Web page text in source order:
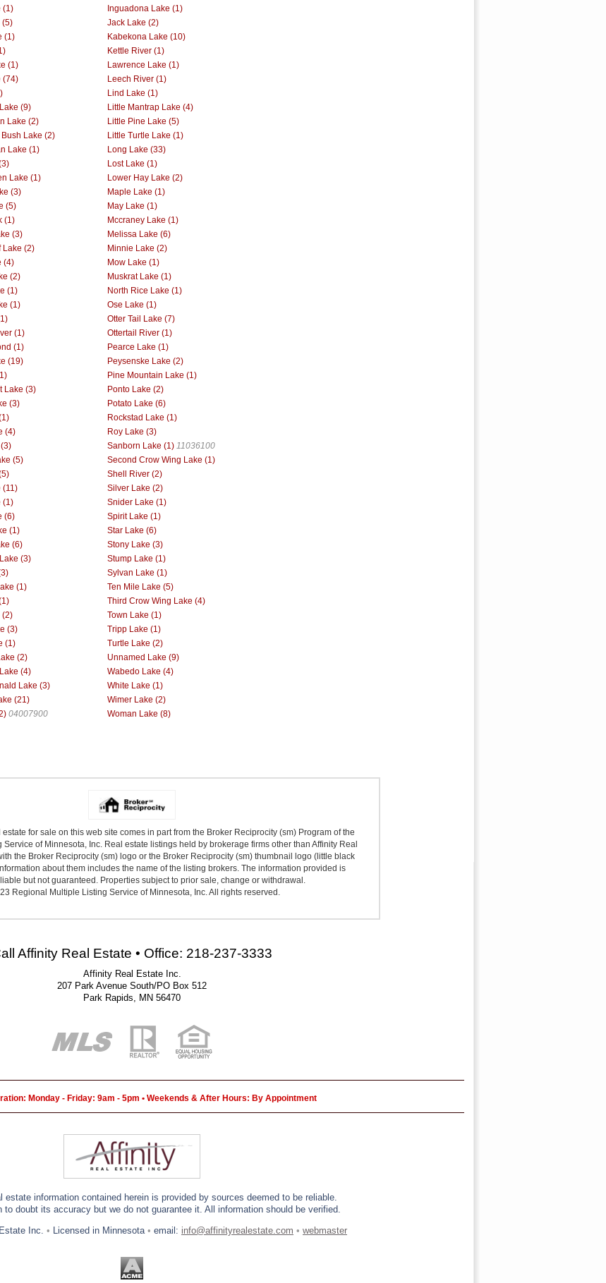
(1)
Inguadona Lake (1)
(5)
Jack Lake (2)
(1)
Kabekona Lake (10)
Kettle River (1)
(1)
Lawrence Lake (1)
(74)
Leech River (1)
Lind Lake (1)
(9)
Little Mantrap Lake (4)
Lake (2)
Little Pine Lake (5)
Lake (2)
Little Turtle Lake (1)
Lake (1)
Long Lake (33)
Lost Lake (1)
Lake (1)
Lower Hay Lake (2)
(3)
Maple Lake (1)
(5)
May Lake (1)
(1)
Mccraney Lake (1)
(3)
Melissa Lake (6)
Lake (2)
Minnie Lake (2)
(4)
Mow Lake (1)
(2)
Muskrat Lake (1)
(1)
North Rice Lake (1)
(1)
Ose Lake (1)
Otter Tail Lake (7)
(1)
Ottertail River (1)
(1)
Pearce Lake (1)
(19)
Peysenske Lake (2)
Pine Mountain Lake (1)
Lake (3)
Ponto Lake (2)
(3)
Potato Lake (6)
Rockstad Lake (1)
(4)
Roy Lake (3)
Sanborn Lake (1) 11036100
(5)
Second Crow Wing Lake (1)
Shell River (2)
(11)
Silver Lake (2)
(1)
Snider Lake (1)
(6)
Spirit Lake (1)
(1)
Star Lake (6)
(6)
Stony Lake (3)
(3)
Stump Lake (1)
Sylvan Lake (1)
(1)
Ten Mile Lake (5)
Third Crow Wing Lake (4)
(2)
Town Lake (1)
(3)
Tripp Lake (1)
(1)
Turtle Lake (2)
(2)
Unnamed Lake (9)
(4)
Wabedo Lake (4)
Lake (3)
White Lake (1)
(21)
Wimer Lake (2)
04007900 Woman Lake (8)
for sale on this web site comes in part from the Broker Reciprocity (sm) Program of the
of Minnesota, Inc. Real estate listings held by brokerage firms other than Affinity Real
the Broker Reciprocity (sm) logo or the Broker Reciprocity (sm) thumbnail logo (little black
about them includes the name of the listing brokers. The information provided is
but not guaranteed. Properties subject to prior sale, change or withdrawal.
Regional Multiple Listing Service of Minnesota, Inc. All rights reserved.
Affinity Real Estate • Office: 218-237-3333
Affinity Real Estate Inc.
207 Park Avenue South/PO Box 512
Park Rapids, MN 56470
Monday - Friday: 9am - 5pm • Weekends & After Hours: By Appointment
estate information contained herein is provided by sources deemed to be reliable.
to doubt its accuracy but we do not guarantee it. All information should be verified.
Inc. • Licensed in Minnesota • email: info@affinityrealestate.com • webmaster